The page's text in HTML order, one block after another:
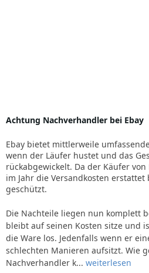
Achtung Nachverhandler bei Ebay
Ebay bietet mittlerweile
wenn der Läufer hustet und das
rückabgewickelt. Da der Käufer
im Jahr die Versandkosten
geschützt.
Die Nachteile liegen nun komplett
bleibt auf seinen Kosten sitze und
die Ware los. Jedenfalls wenn er
schlechten Manieren aufsitzt. Wie
Nachverhandler k... weiterlesen